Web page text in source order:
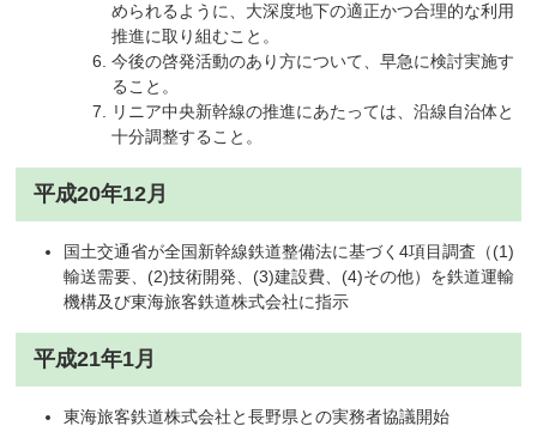
められるように、大深度地下の適正かつ合理的な利用
推進に取り組むこと。
今後の啓発活動のあり方について、早急に検討実施す
ること。
リニア中央新幹線の推進にあたっては、沿線自治体と
十分調整すること。
平成20年12月
国土交通省が全国新幹線鉄道整備法に基づく4項目調査（(1)
輸送需要、(2)技術開発、(3)建設費、(4)その他）を鉄道運輸
機構及び東海旅客鉄道株式会社に指示
平成21年1月
東海旅客鉄道株式会社と長野県との実務者協議開始